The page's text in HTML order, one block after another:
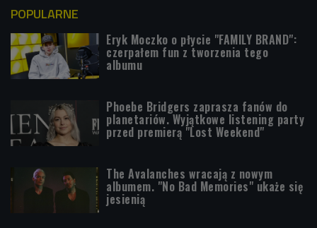
POPULARNE
Eryk Moczko o płycie "FAMILY BRAND":
czerpałem fun z tworzenia tego
albumu
Phoebe Bridgers zaprasza fanów do
planetariów. Wyjątkowe listening party
przed premierą "Lost Weekend"
The Avalanches wracają z nowym
albumem. "No Bad Memories" ukaże się
jesienią